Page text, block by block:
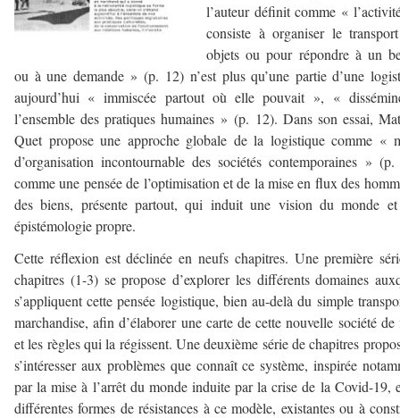
l’auteur définit comme «
consiste à organiser le
objets ou pour répondre à un
ou à une demande » (p. 12) n’est plus qu’une partie d’une
aujourd’hui « immiscée partout où elle pouvait », «
l’ensemble des pratiques humaines » (p. 12). Dans son essai,
Quet propose une approche globale de la logistique comme «
d’organisation incontournable des sociétés contemporaines »
comme une pensée de l’optimisation et de la mise en flux des
des biens, présente partout, qui induit une vision du monde
épistémologie propre.
Cette réflexion est déclinée en neufs chapitres. Une première
chapitres (1-3) se propose d’explorer les différents domaines
s’appliquent cette pensée logistique, bien au-delà du simple
marchandise, afin d’élaborer une carte de cette nouvelle société
et les règles qui la régissent. Une deuxième série de chapitres
s’intéresser aux problèmes que connaît ce système, inspirée
par la mise à l’arrêt du monde induite par la crise de la Covid-19,
différentes formes de résistances à ce modèle, existantes ou à